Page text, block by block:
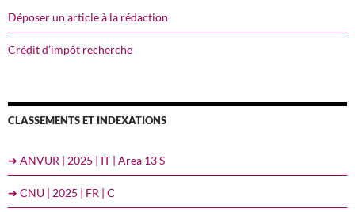
Déposer un article à la rédaction
Crédit d’impôt recherche
CLASSEMENTS ET INDEXATIONS
➔ ANVUR | 2025 | IT | Area 13 S
➔ CNU | 2025 | FR | C